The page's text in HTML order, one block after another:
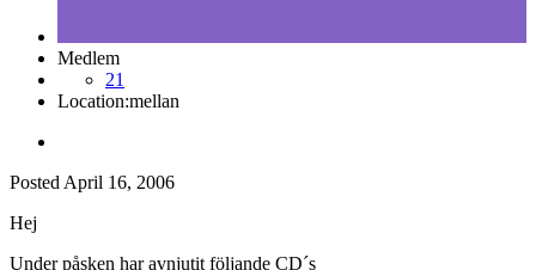
Medlem
21
Location:mellan
Posted April 16, 2006
Hej
Under påsken har avnjutit följande CD´s